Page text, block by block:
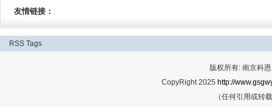
友情链接：
RSS Tags
版权所有: 南京科
CopyRight 2025 http://
（任何引用或转